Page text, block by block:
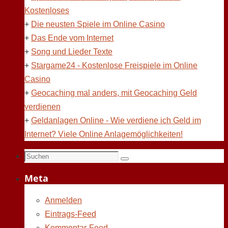
Kostenloses
+ Die neusten Spiele im Online Casino
+ Das Ende vom Internet
+ Song und Lieder Texte
+ Stargame24 - Kostenlose Freispiele im Online
Casino
+ Geocaching mal anders, mit Geocaching Geld
verdienen
+ Geldanlagen Online - Wie verdiene ich Geld im
Internet? Viele Online Anlagemöglichkeiten!
Suchen
Suchen
Meta
Anmelden
Eintrags-Feed